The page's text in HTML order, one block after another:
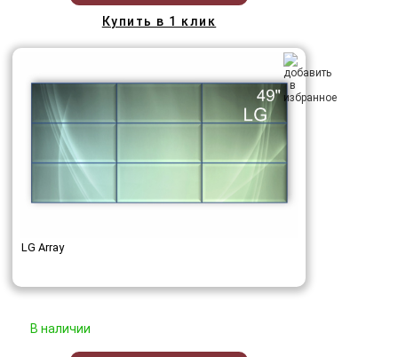
Купить в 1 клик
LG Array
В наличии